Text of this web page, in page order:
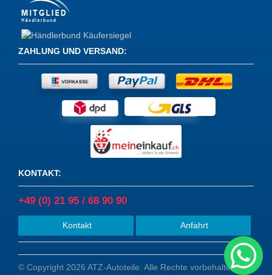
ZAHLUNG UND VERSAND:
KONTAKT:
+49 (0) 21 95 / 68 90 90
Kontakt Anfahrt
© Copyright 2026 ATZ-Autoteile. Alle Rechte vorbehalten.